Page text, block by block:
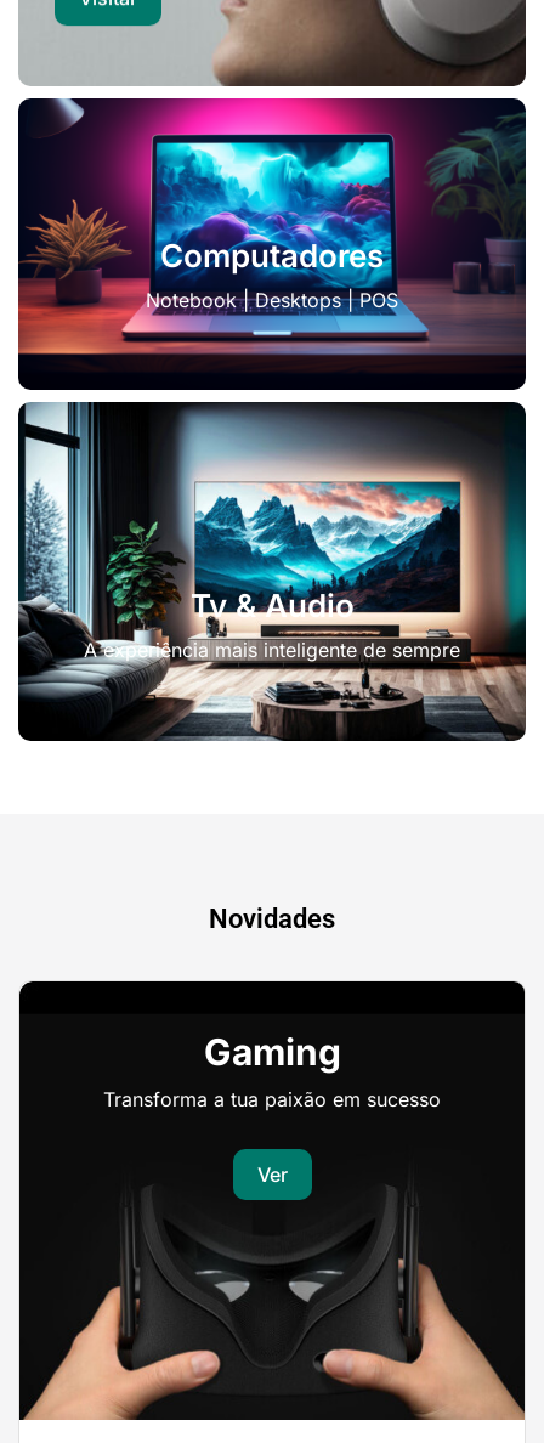
Computadores
Notebook | Desktops | POS
Tv & Audio
A experiência mais inteligente de sempre
Novidades
Gaming
Transforma a tua paixão em sucesso
Ver